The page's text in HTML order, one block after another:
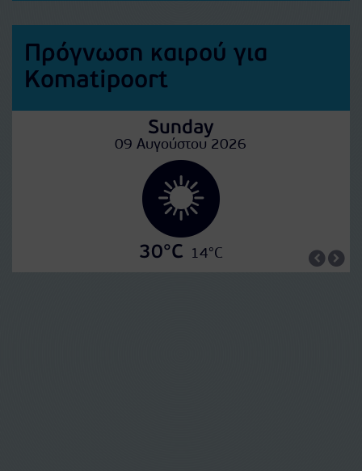
Πρόγνωση καιρού για
Komatipoort
Sunday
09 Αυγούστου 2026
30°C 14°C